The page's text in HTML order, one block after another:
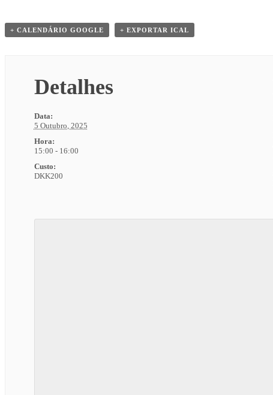
+ CALENDÁRIO GOOGLE + EXPORTAR ICAL
Detalhes
Data:
5 Outubro, 2025
Hora:
15:00 - 16:00
Custo:
DKK200